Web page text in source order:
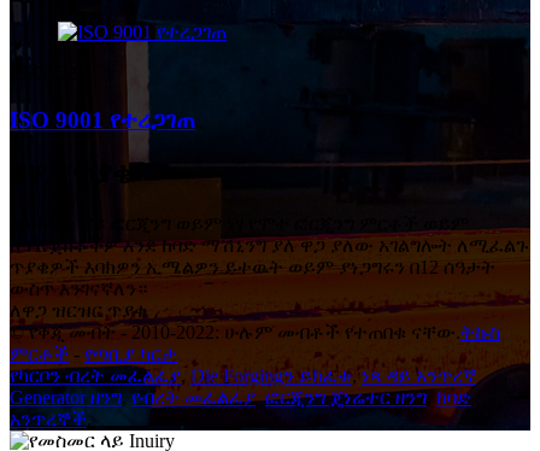
ISO 9001 የተረጋገጠ
ለዋጋ ጥያቄ
ስለ ክፍት ዳይ ፎርጂንግ ወይም ነፃ የሞተ ፎርጂንግ ምርቶች ወይም
ለፕሮጀክቶችዎ እንደ ከባድ ማሽኒንግ ያለ ዋጋ ያለው አገልግሎት ለሚፈልጉ
ጥያቄዎች እባክዎን ኢሜልዎን ይተዉት ወይም ያነጋግሩን በ12 ሰዓታት
ውስጥ እንገናኛለን።
ለዋጋ ዝርዝር ጥያቄ
© የቅጂ መብት - 2010-2022: ሁሉም መብቶች የተጠበቁ ናቸው.ትኩስ
ምርቶች - የጣቢያ ካርታ
የካርቦን ብረት መፈልፈያ, Die Forgingን ይክፈቱ,ነጻ ዳይ አንጥረኛ
Generator ዘንግ, የብረት መፈልፈያ,ፎርጂንግ ጄነሬተር ዘንግ ከባድ
አንጥረኞች,